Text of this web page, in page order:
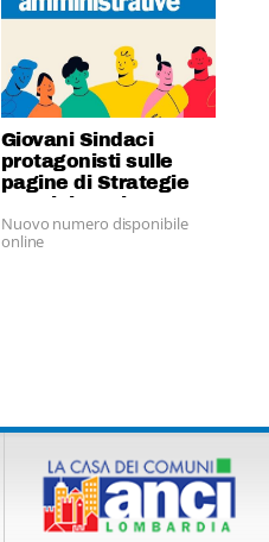
Giovani Sindaci
protagonisti sulle
pagine di Strategie
Amministrative
Nuovo numero disponibile
online